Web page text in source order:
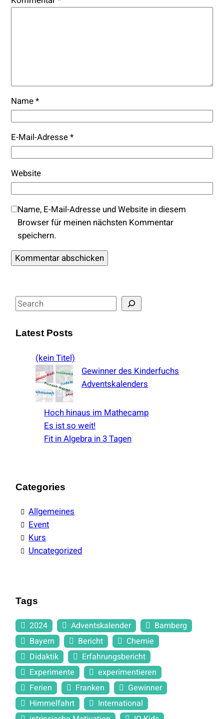
Name*
E-Mail-Adresse*
Website
Name, E-Mail-Adresse und Website in diesem
Browser für meinen nächsten Kommentar
speichern.
S
e
aLatest Posts
(kein Titel)
Gewinner des Kinderfuchs
Adventskalenders
Hoch hinaus im Mathecamp
Es ist so weit!
Fit in Algebra in 3 Tagen
Categories
Allgemeines
Event
Kurs
Uncategorized
Tags
2024 Adventskalender
Bamberg
Bayern
Bericht
Chemie
Didaktik
Erfahrungsbericht
Experimente
experimentieren
Ferien
Franken
Gewinner
Himmelfahrt
International